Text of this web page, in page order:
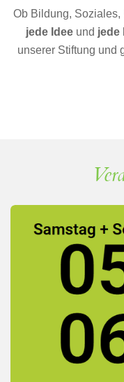
Ob Bildung,
jede Idee und jede
unserer Stiftung und